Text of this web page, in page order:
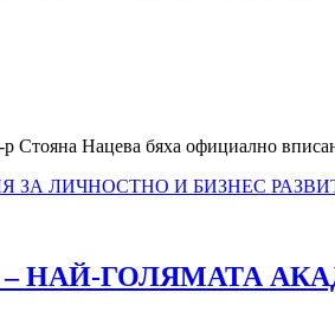
Стояна Нацева бяха официално
НАЙ-ГОЛЯМАТА